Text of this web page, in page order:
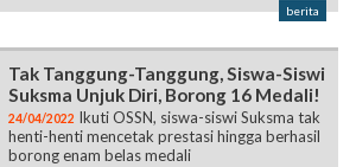
berita
Tak Tanggung-Tanggung, Siswa-Siswi
Suksma Unjuk Diri, Borong 16 Medali!
24/04/2022 Ikuti OSSN, siswa-siswi Suksma tak
henti-henti mencetak prestasi hingga berhasil
borong enam belas medali